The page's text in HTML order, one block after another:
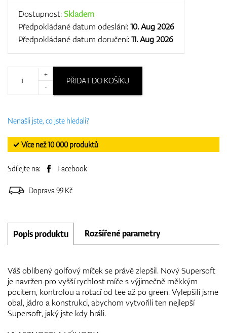
Dárkové poukazy
Dostupnost:Skladem
Předpokládané datum odeslání:10. Aug 2026
Předpokládané datum doručení:11. Aug 2026
+
-
PŘIDAT DO KOŠÍKU
Nenašli jste, co jste hledali?
✓ Více než 10 000 produktů
Sdílejte na: Facebook
Doprava 99 Kč
Popis produktu Rozšířené parametry
Váš oblíbený golfový míček se právě zlepšil. Nový Supersoft
je navržen pro vyšší rychlost míče s výjimečně měkkým
pocitem, kontrolou a rotací od tee až po green. Vylepšili jsme
obal, jádro a konstrukci, abychom vytvořili ten nejlepší
Supersoft, jaký jste kdy hráli.